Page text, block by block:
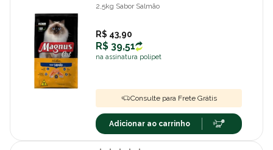
2,5kg Sabor Salmão
R$ 43,90
R$ 39,51
na assinatura polipet
Consulte para Frete Grátis
Adicionar ao carrinho